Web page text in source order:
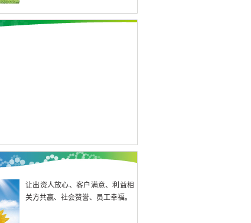
让出资人放心、客户满意、利益相
关方共赢、社会赞誉、员工幸福。